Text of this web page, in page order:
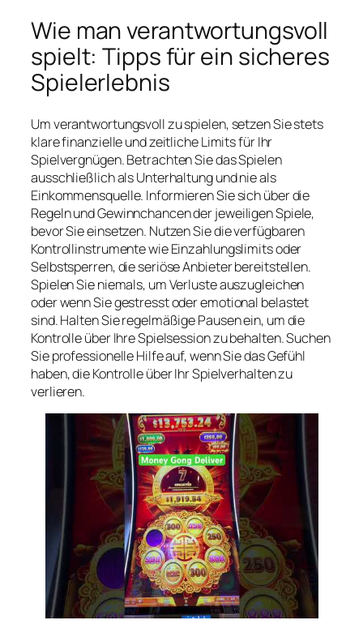
Wie man verantwortungsvoll
spielt: Tipps für ein sicheres
Spielerlebnis
Um verantwortungsvoll zu spielen, setzen Sie stets
klare finanzielle und zeitliche Limits für Ihr
Spielvergnügen. Betrachten Sie das Spielen
ausschließlich als Unterhaltung und nie als
Einkommensquelle. Informieren Sie sich über die
Regeln und Gewinnchancen der jeweiligen Spiele,
bevor Sie einsetzen. Nutzen Sie die verfügbaren
Kontrollinstrumente wie Einzahlungslimits oder
Selbstsperren, die seriöse Anbieter bereitstellen.
Spielen Sie niemals, um Verluste auszugleichen
oder wenn Sie gestresst oder emotional belastet
sind. Halten Sie regelmäßige Pausen ein, um die
Kontrolle über Ihre Spielsession zu behalten. Suchen
Sie professionelle Hilfe auf, wenn Sie das Gefühl
haben, die Kontrolle über Ihr Spielverhalten zu
verlieren.